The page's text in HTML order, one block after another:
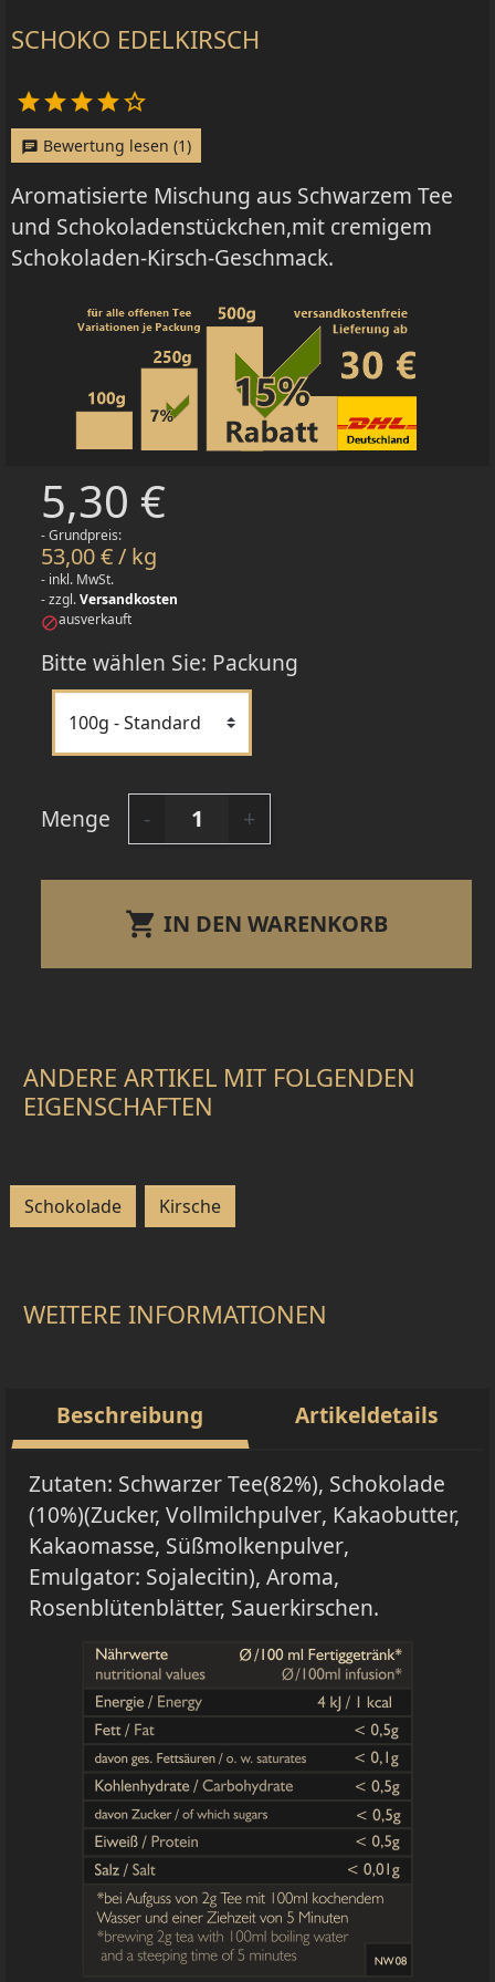
SCHOKO EDELKIRSCH

chat Bewertung lesen (1)
Aromatisierte Mischung aus Schwarzem Tee
und Schokoladenstückchen,mit cremigem
Schokoladen-Kirsch-Geschmack.
5,30 €
- Grundpreis:
53,00 € / kg
- inkl. MwSt.
- zzgl.Versandkosten
ausverkauft
Bitte wählen Sie: Packung
Menge - +
 IN DEN WARENKORB
ANDERE ARTIKEL MIT FOLGENDEN
EIGENSCHAFTEN
Schokolade Kirsche
WEITERE INFORMATIONEN
Beschreibung Artikeldetails
Zutaten: Schwarzer Tee(82%), Schokolade
(10%)(Zucker, Vollmilchpulver, Kakaobutter,
Kakaomasse, Süßmolkenpulver,
Emulgator: Sojalecitin), Aroma,
Rosenblütenblätter, Sauerkirschen.